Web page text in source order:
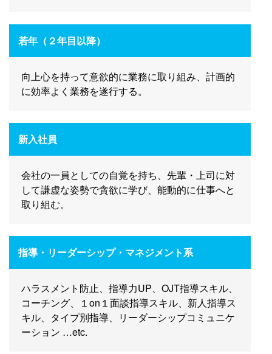
若年（２年目以降）
向上心を持って意欲的に業務に取り組み、計画的
に効率よく業務を遂行する。
新入社員
会社の一員としての自覚を持ち、先輩・上司に対
して謙虚な姿勢で貪欲に学び、能動的に仕事へと
取り組む。
指導・リーダーシップ・マネジメント系
ハラスメント防止、指導力UP、OJT指導スキル、
コーチング、１on１面談指導スキル、新人指導ス
キル、タイプ別指導、リーダーシップコミュニケ
ーション …etc.